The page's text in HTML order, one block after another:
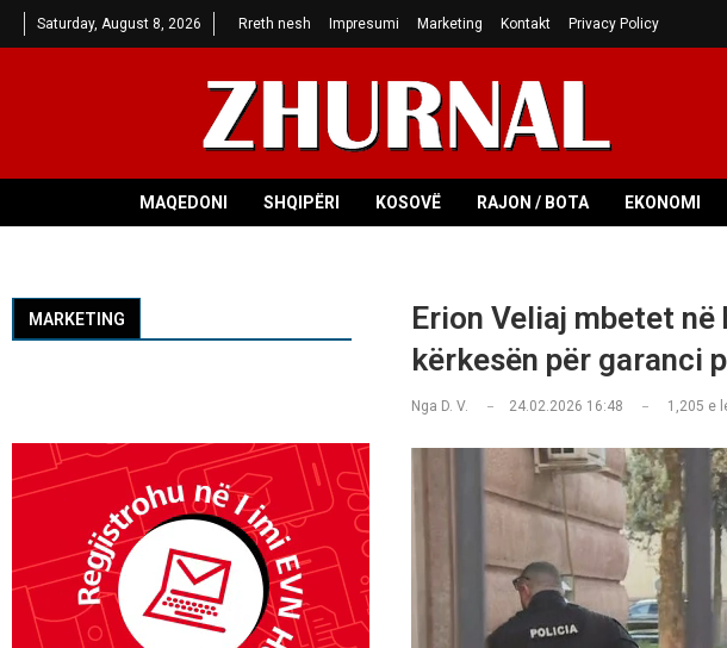
Saturday, August 8, 2026 Rreth nesh Impresumi Marketing Kontakt Privacy Policy
MAQEDONI SHQIPËRI KOSOVË RAJON / BOTA EKONOMI
Erion Veliaj mbetet
kërkesën për garanci
Nga D. V. 24.02.2026 16:48 1,205 e
MARKETING